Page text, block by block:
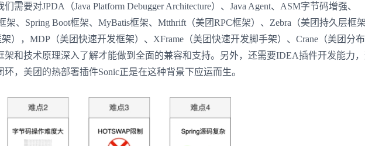
需要对JPDA（Java Platform Debugger Architecture）、Java Agent、ASM字节码增强、
架、Spring Boot框架、MyBatis框架、Mtthrift（美团RPC框架）、Zebra（美团持久层框架
架），MDP（美团快速开发框架）、XFrame（美团快速开发脚手架）、Crane（美团分
架和技术原理深入了解才能做到全面的兼容和支持。另外，还需要IDEA插件开发能力
，美团的热部署插件Sonic正是在这种背景下应运而生。
我已阅读并同意 通讯云服务条款
不了，谢谢
登录即时通讯云
登录客服云